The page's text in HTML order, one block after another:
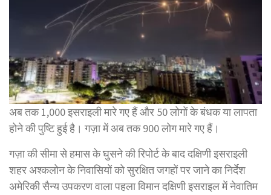
अब तक 1,000 इसराइली मारे गए हैं और 50 लोगों के बंधक या लापता
होने की पुष्टि हुई है। गज़ा में अब तक 900 लोग मारे गए हैं।
गज़ा की सीमा से हमास के घुसने की रिपोर्ट के बाद दक्षिणी इसराइली
शहर अश्कलोन के निवासियों को सुरक्षित जगहों पर जाने का निर्देश
अमेरिकी सैन्य उपकरण वाला पहला विमान दक्षिणी इसराइल में नेवातिम